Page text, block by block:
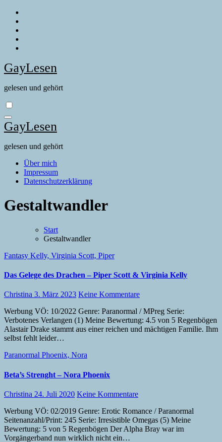
Zum
Inhalt
springen
GayLesen
gelesen und gehört
GayLesen
gelesen und gehört
Über mich
Impressum
Datenschutzerklärung
Gestaltwandler
Start
Gestaltwandler
Fantasy Kelly, Virginia Scott, Piper
Das Gelege des Drachen – Piper Scott & Virginia Kelly
Christina 3. März 2023 Keine Kommentare
Werbung VÖ: 10/2022 Genre: Paranormal / MPreg Serie:
Verbotenes Verlangen (1) Meine Bewertung: 4.5 von 5 Regenbögen
Alastair Drake stammt aus einer reichen und mächtigen Familie. Ihm
selbst fehlt leider…
Paranormal Phoenix, Nora
Beta’s Strenght – Nora Phoenix
Christina 24. Juli 2020 Keine Kommentare
Werbung VÖ: 02/2019 Genre: Erotic Romance / Paranormal
Seitenanzahl/Print: 245 Serie: Irresistible Omegas (5) Meine
Bewertung: 5 von 5 Regenbögen Der Alpha Bray war im
Vorgängerband nun wirklich nicht ein…